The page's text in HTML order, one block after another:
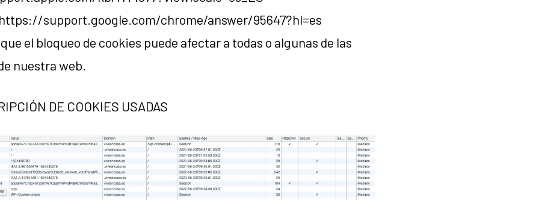
support.google.com/chrome/answer/95647?hl=es
el bloqueo de cookies puede afectar a todas o algunas de las
nuestra web.
DE COOKIES USADAS